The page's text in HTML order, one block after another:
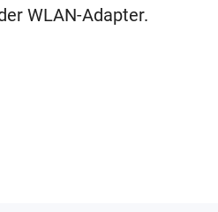
WLAN-Adapter.